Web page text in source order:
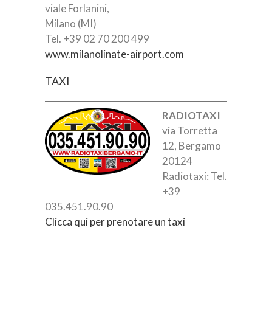
viale Forlanini,
Milano (MI)
Tel. +39 02 70 200 499
www.milanolinate-airport.com
TAXI
RADIOTAXI
via Torretta
12, Bergamo
20124
Radiotaxi: Tel.
+39
035.451.90.90
Clicca qui per prenotare un taxi